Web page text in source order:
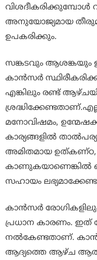
വിശദീകരിക്കുമ്പോള്‍
അനുയോജ്യമായ
ഉപകരിക്കും.
സങ്കടവും ആശങ്കയും
കാന്‍സര്‍
എങ്കിലും രണ്ട്
മനോവിഷമം,
കാര്യങ്ങളില്‍
അമിതമായ
കാണുകയാണെങ്കില്‍
സഹായം
കാന്‍സര്‍
പ്രധാന കാരണം. ഇത്
നല്‍കേണ്ടതാണ്.
ആദ്യത്തെ ആഴ്ച